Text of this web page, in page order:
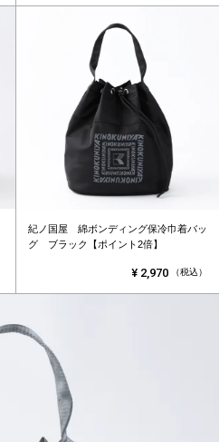
紀ノ国屋 綿ボンディング保冷巾着バッ
グ ブラック【ポイント2倍】
¥ 2,970 （税込）